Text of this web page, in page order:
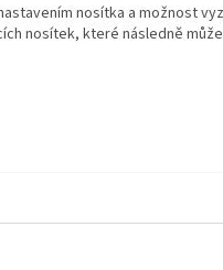
nosítka a možnost
nosítek, které následně